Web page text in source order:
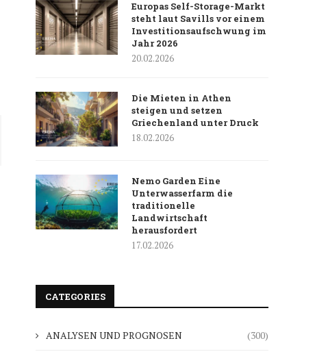
Europas Self-Storage-Markt
steht laut Savills vor einem
Investitionsaufschwung im
Jahr 2026
20.02.2026
Die Mieten in Athen
steigen und setzen
Griechenland unter Druck
18.02.2026
Nemo Garden Eine
Unterwasserfarm die
traditionelle
Landwirtschaft
herausfordert
17.02.2026
CATEGORIES
ANALYSEN UND PROGNOSEN (300)